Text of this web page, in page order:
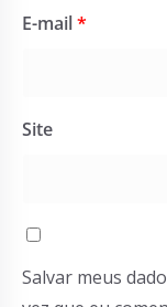
E-mail*
Site
Salvar meus